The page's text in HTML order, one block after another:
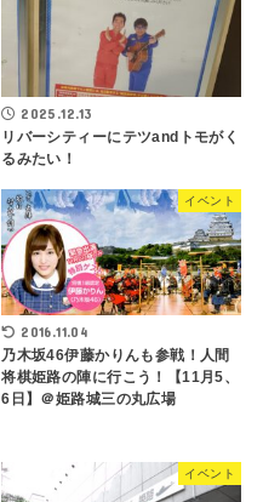
2025.12.13
リバーシティーにテツandトモがく
るみたい！
イベント
2016.11.04
乃木坂46伊藤かりんも参戦！人間
将棋姫路の陣に行こう！【11月5、
6日】＠姫路城三の丸広場
イベント